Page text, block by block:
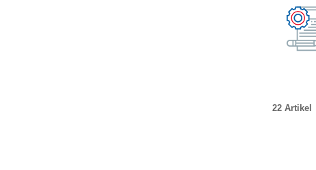
22 Artikel